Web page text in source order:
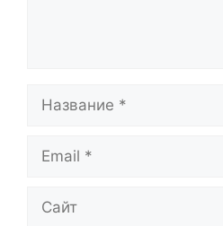
Название
Email
Сайт